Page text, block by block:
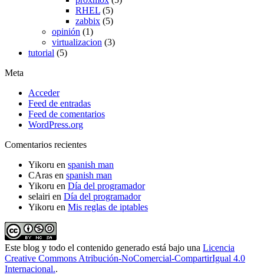
RHEL (5)
zabbix (5)
opinión (1)
virtualizacion (3)
tutorial (5)
Meta
Acceder
Feed de entradas
Feed de comentarios
WordPress.org
Comentarios recientes
Yikoru en spanish man
CAras en spanish man
Yikoru en Día del programador
selairi en Día del programador
Yikoru en Mis reglas de iptables
Este blog y todo el contenido generado está bajo una Licencia
Creative Commons Atribución-NoComercial-CompartirIgual 4.0
Internacional..